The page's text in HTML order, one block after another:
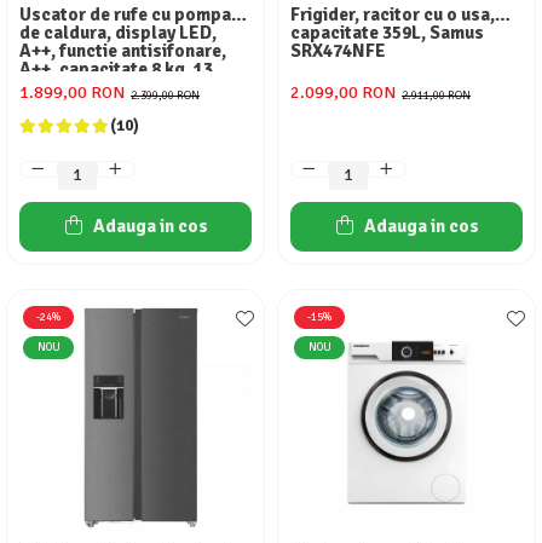
Uscator de rufe cu pompa
de caldura, display LED,
A++, functie antisifonare,
A++, capacitate 8 kg, 13
programe Heinner
2.399,00 RON
1.899,00 RON
(10)
Adauga in cos
Frigider, racitor cu o usa,
capacitate 359L, Samus
SRX474NFE
2.911,00 RON
2.099,00 RON
Adauga in cos
-24%
NOU
-15%
NOU